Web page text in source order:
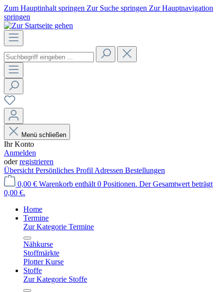
Zum Hauptinhalt springen Zur Suche springen Zur Hauptnavigation
springen
Menü schließen
Ihr Konto
Anmelden
oderregistrieren
Übersicht Persönliches Profil Adressen Bestellungen
0,00 € Warenkorb enthält 0 Positionen. Der Gesamtwert beträgt
0,00 €.
Home
Termine
Zur Kategorie Termine
Nähkurse
Stoffmärkte
Plotter Kurse
Stoffe
Zur Kategorie Stoffe